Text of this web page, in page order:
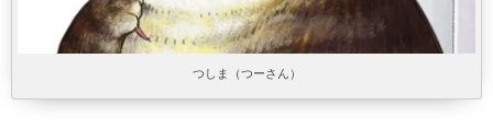
つしま（つーさん）